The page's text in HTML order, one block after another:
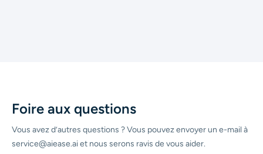
Foire aux questions
Vous avez d’autres questions ? Vous pouvez envoyer un e-mail à
service@aiease.ai et nous serons ravis de vous aider.